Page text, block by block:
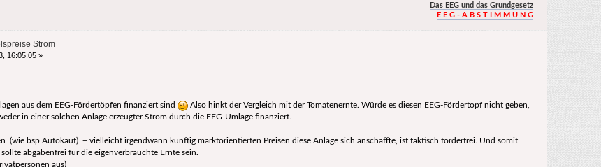
Das EEG und das Grundgesetz
E E G - A B S T I M M U N G
Strom
16:05:05 »
aus dem EEG-Fördertöpfen finanziert sind
Also hinkt der Vergleich mit der Tomatenernte. Würde es diesen EEG-Fördertopf nicht geben,
in einer solchen Anlage erzeugter Strom durch die EEG-Umlage finanziert.
(wie bsp Autokauf) + vielleicht irgendwann künftig marktorientierten Preisen diese Anlage sich anschaffte, ist faktisch förderfrei. Und somit
abgabenfrei für die eigenverbrauchte Ernte sein.
aus)